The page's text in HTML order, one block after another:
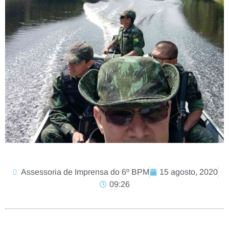
Assessoria de Imprensa do 6º BPM
15 agosto, 2020
09:26